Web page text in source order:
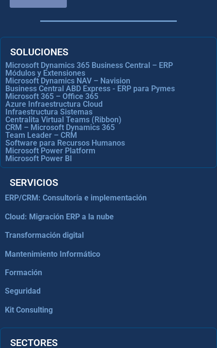
SOLUCIONES
Microsoft Dynamics 365 Business Central – ERP
Módulos y Extensiones
Microsoft Dynamics NAV – Navision
Business Central ABD Express - ERP para Pymes
Microsoft 365 – Office 365
Azure Infraestructura Cloud
Infraestructura Sistemas
Centralita Virtual Teams (Ribbon)
CRM – Microsoft Dynamics 365
Team Leader – CRM
Software para Recursos Humanos
Microsoft Power Platform
Microsoft Power BI
SERVICIOS
ERP/CRM: Consultoría e implementación
Cloud: Migración ERP a la nube
Transformación digital
Mantenimiento Informático
Formación
Seguridad
Kit Consulting
SECTORES